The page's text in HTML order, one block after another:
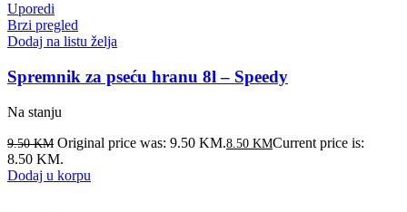
Uporedi
Brzi pregled
Dodaj na listu želja
Spremnik za pseću hranu 8l – Speedy
Na stanju
9.50KM Original price was: 9.50 KM.8.50 KMCurrent price is:
8.50 KM.
Dodaj u korpu